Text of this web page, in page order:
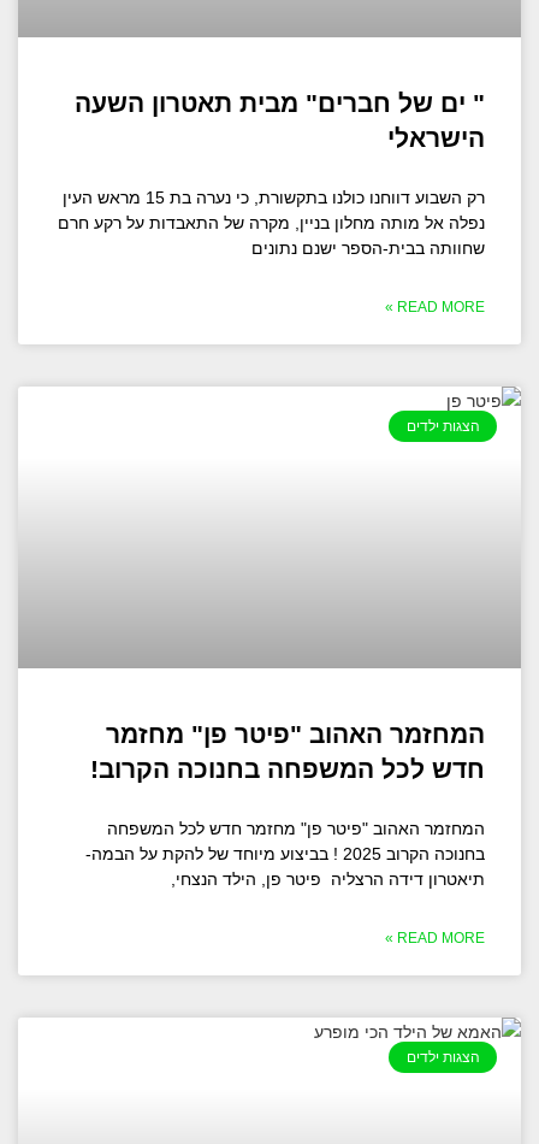
" ים של חברים" מבית תאטרון השעה
הישראלי
רק השבוע דווחנו כולנו בתקשורת, כי נערה בת 15 מראש העין
נפלה אל מותה מחלון בניין, מקרה של התאבדות על רקע חרם
שחוותה בבית-הספר ישנם נתונים
READ MORE »
הצגות ילדים
המחזמר האהוב "פיטר פן" מחזמר
חדש לכל המשפחה בחנוכה הקרוב!
המחזמר האהוב "פיטר פן" מחזמר חדש לכל המשפחה
בחנוכה הקרוב 2025 ! בביצוע מיוחד של להקת על הבמה-
תיאטרון דידה הרצליה פיטר פן, הילד הנצחי,
READ MORE »
הצגות ילדים